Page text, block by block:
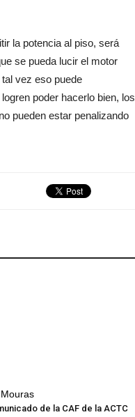
la potencia al piso, será
se pueda lucir el motor
vez eso puede
poder hacerlo bien, los
pueden estar penalizando
de la CAF de la ACTC